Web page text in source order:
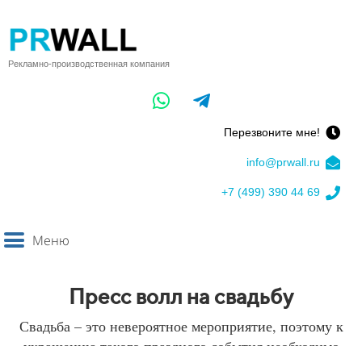
Рекламно-производственная компания
Перезвоните мне!
info@prwall.ru
+7 (499) 390 44 69
Меню
Пресс волл на свадьбу
Свадьба – это невероятное мероприятие, поэтому к